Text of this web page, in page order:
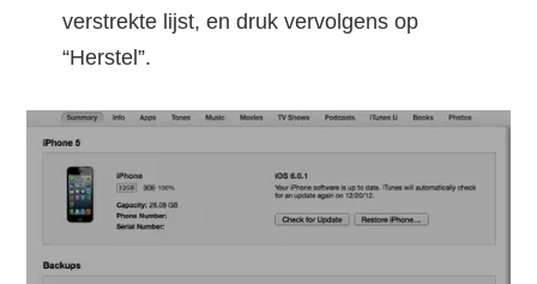
verstrekte lijst, en druk vervolgens op
“Herstel”.